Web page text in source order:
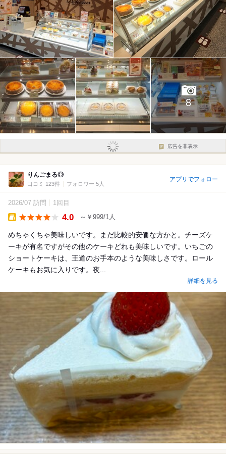
8
広告を非表示
りんごまる◎
口コミ 123件 フォロワー 5人
アプリでフォロー
2026/07 訪問 1回目
4.0 ～￥999/1人
めちゃくちゃ美味しいです。まだ比較的安価な方かと。チーズケ
ーキが有名ですがその他のケーキどれも美味しいです。いちごの
ショートケーキは、王道のお手本のような美味しさです。ロール
ケーキもお気に入りです。夜...
詳細を見る